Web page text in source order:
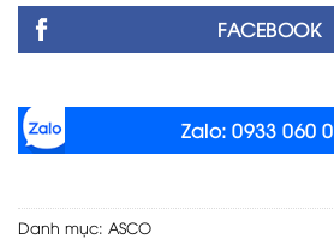
FACEBOOK
Zalo: 0933 060
Danh mục: ASCO